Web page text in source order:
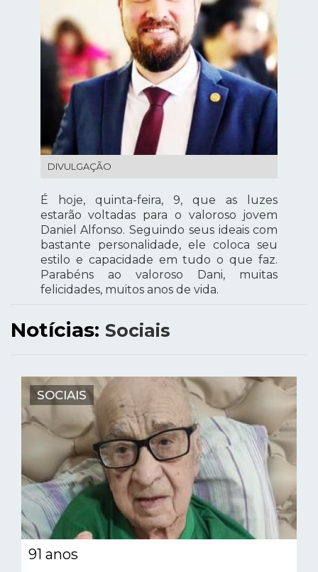
DIVULGAÇÃO
É hoje, quinta-feira, 9, que as luzes
estarão voltadas para o valoroso jovem
Daniel Alfonso. Seguindo seus ideais com
bastante personalidade, ele coloca seu
estilo e capacidade em tudo o que faz.
Parabéns ao valoroso Dani, muitas
felicidades, muitos anos de vida.
Notícias: Sociais
SOCIAIS
91 anos